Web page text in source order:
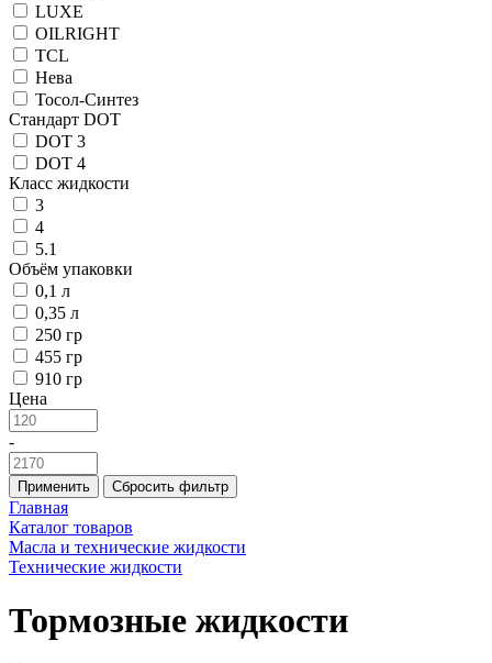
LUXE
OILRIGHT
TCL
Нева
Тосол-Синтез
Стандарт DOT
DOT 3
DOT 4
Класс жидкости
3
4
5.1
Объём упаковки
0,1 л
0,35 л
250 гр
455 гр
910 гр
Цена
-
Применить Сбросить фильтр
Главная
Каталог товаров
Масла и технические жидкости
Технические жидкости
Тормозные жидкости